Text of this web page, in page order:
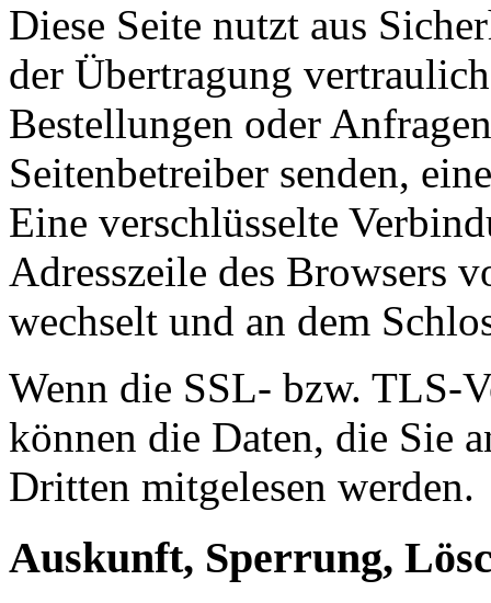
Diese Seite nutzt aus
der Übertragung
Bestellungen oder
Seitenbetreiber senden,
Eine verschlüsselte
Adresszeile des Browsers
wechselt und an dem
Wenn die SSL- bzw. TLS-
können die Daten, die Sie
Dritten mitgelesen werden.
Auskunft, Sperrung,